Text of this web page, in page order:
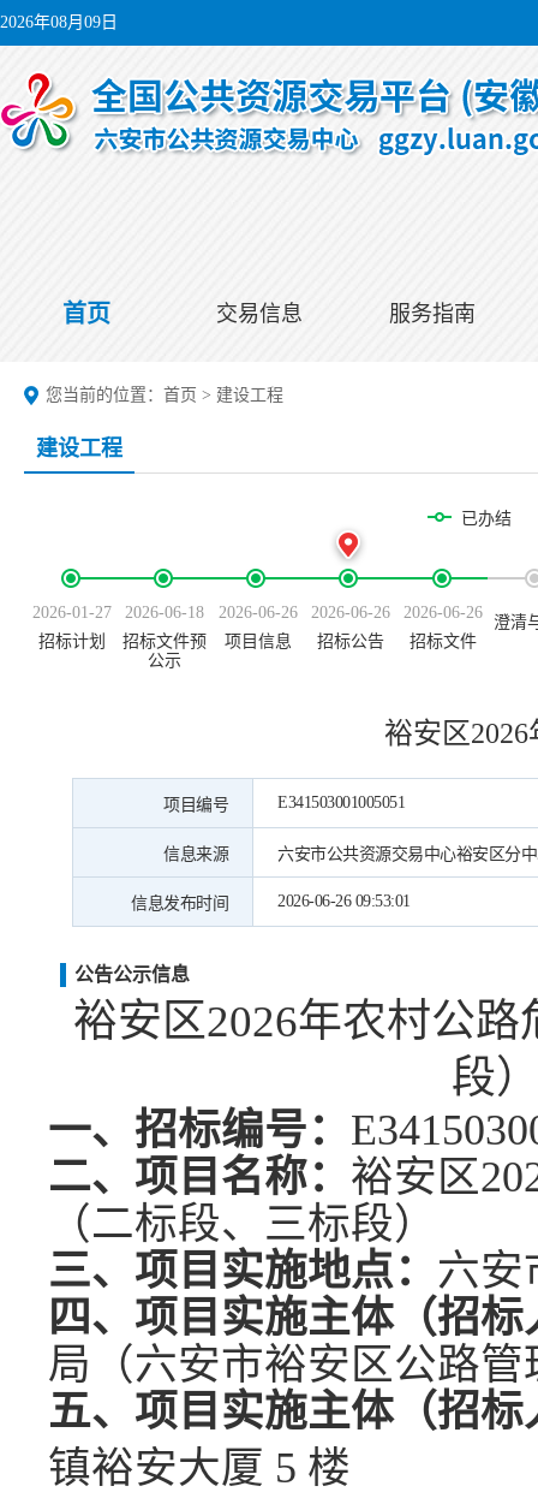
2026年08月09日
首页 交易信息 服务指南
您当前的位置： 首页 > 建设工程
建设工程
已办结
2026-01-27
招标计划
2026-06-18
招标文件预
公示
2026-06-26
项目信息
2026-06-26
招标公告
2026-06-26
招标文件
澄清
裕安区
项目编号 E341503001005051
信息来源 六安市公共资源交易中心裕安区分
信息发布时间 2026-06-26 09:53:01
公告公示信息
裕安区2026年农村公路
段
一、招标编号：
二、项目名称： 裕安区
（二标段、三标段）
三、项目实施地点： 六安
四、项目实施主体（招标
局（六安市裕安区公路管
五、项目实施主体（招
镇裕安大厦 5 楼